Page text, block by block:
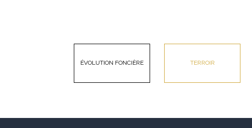
ÉVOLUTION FONCIÈRE TERROIR